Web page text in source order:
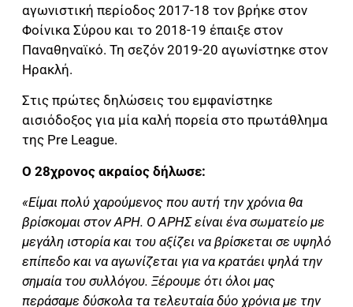
αγωνιστική περίοδος 2017-18 τον βρήκε στον
Φοίνικα Σύρου και το 2018-19 έπαιξε στον
Παναθηναϊκό. Τη σεζόν 2019-20 αγωνίστηκε στον
Ηρακλή.
Στις πρώτες δηλώσεις του εμφανίστηκε
αισιόδοξος για μία καλή πορεία στο πρωτάθλημα
της Pre League.
Ο 28χρονος ακραίος δήλωσε:
«Είμαι πολύ χαρούμενος που αυτή την χρόνια θα
βρίσκομαι στον ΑΡΗ. Ο ΑΡΗΣ είναι ένα σωματείο με
μεγάλη ιστορία και του αξίζει να βρίσκεται σε υψηλό
επίπεδο και να αγωνίζεται για να κρατάει ψηλά την
σημαία του συλλόγου. Ξέρουμε ότι όλοι μας
περάσαμε δύσκολα τα τελευταία δύο χρόνια με την